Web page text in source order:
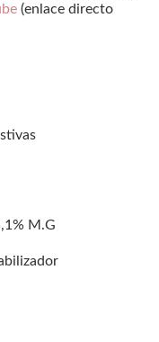
(enlace directo
M.G